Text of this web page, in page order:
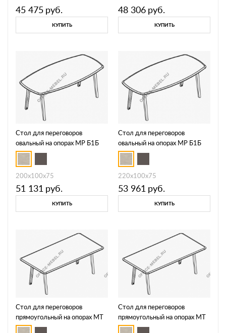
45 475 руб.
КУПИТЬ
48 306 руб.
КУПИТЬ
Стол для переговоров
овальный на опорах МР Б1Б
147
200x100x75
51 131 руб.
КУПИТЬ
Стол для переговоров
овальный на опорах МР Б1Б
148
220x100x75
53 961 руб.
КУПИТЬ
Стол для переговоров
прямоугольный на опорах МТ
МР Б1Б 149
Стол для переговоров
прямоугольный на опорах МТ
МР Б1Б 150